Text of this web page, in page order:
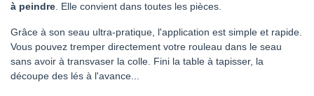
à peindre. Elle convient dans toutes les pièces.
Grâce à son seau ultra-pratique, l'application est simple et rapide.
Vous pouvez tremper directement votre rouleau dans le seau
sans avoir à transvaser la colle. Fini la table à tapisser, la
découpe des lés à l'avance...